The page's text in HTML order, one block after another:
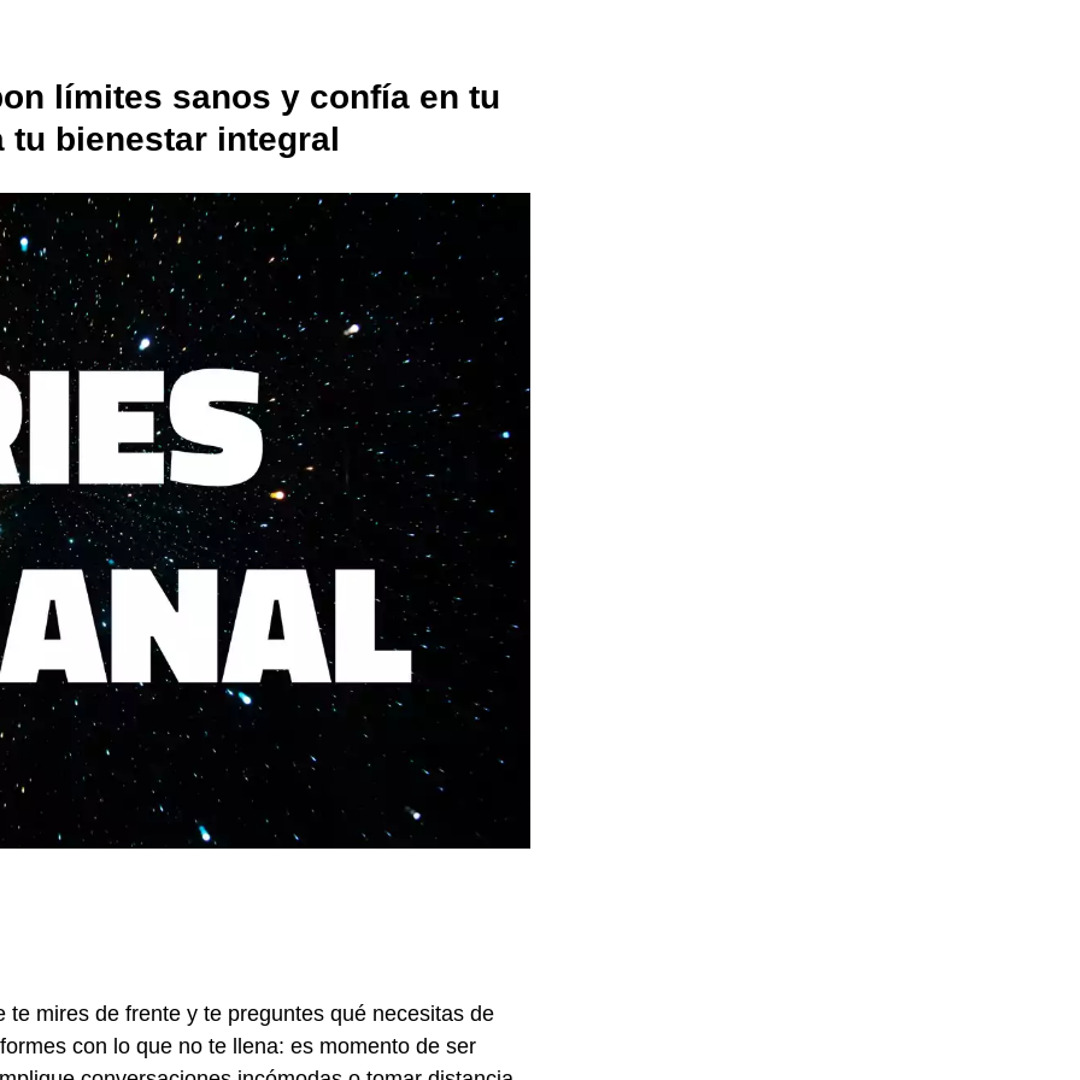
límites sanos y confía en tu
tu bienestar integral
mires de frente y te preguntes qué necesitas de
con lo que no te llena: es momento de ser